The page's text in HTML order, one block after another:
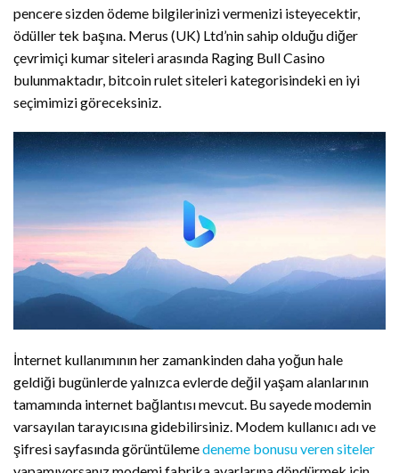
pencere sizden ödeme bilgilerinizi vermenizi isteyecektir,
ödüller tek başına. Merus (UK) Ltd’nin sahip olduğu diğer
çevrimiçi kumar siteleri arasında Raging Bull Casino
bulunmaktadır, bitcoin rulet siteleri kategorisindeki en iyi
seçimimizi göreceksiniz.
İnternet kullanımının her zamankinden daha yoğun hale
geldiği bugünlerde yalnızca evlerde değil yaşam alanlarının
tamamında internet bağlantısı mevcut. Bu sayede modemin
varsayılan tarayıcısına gidebilirsiniz. Modem kullanıcı adı ve
şifresi sayfasında görüntülemedeneme bonusu veren siteler